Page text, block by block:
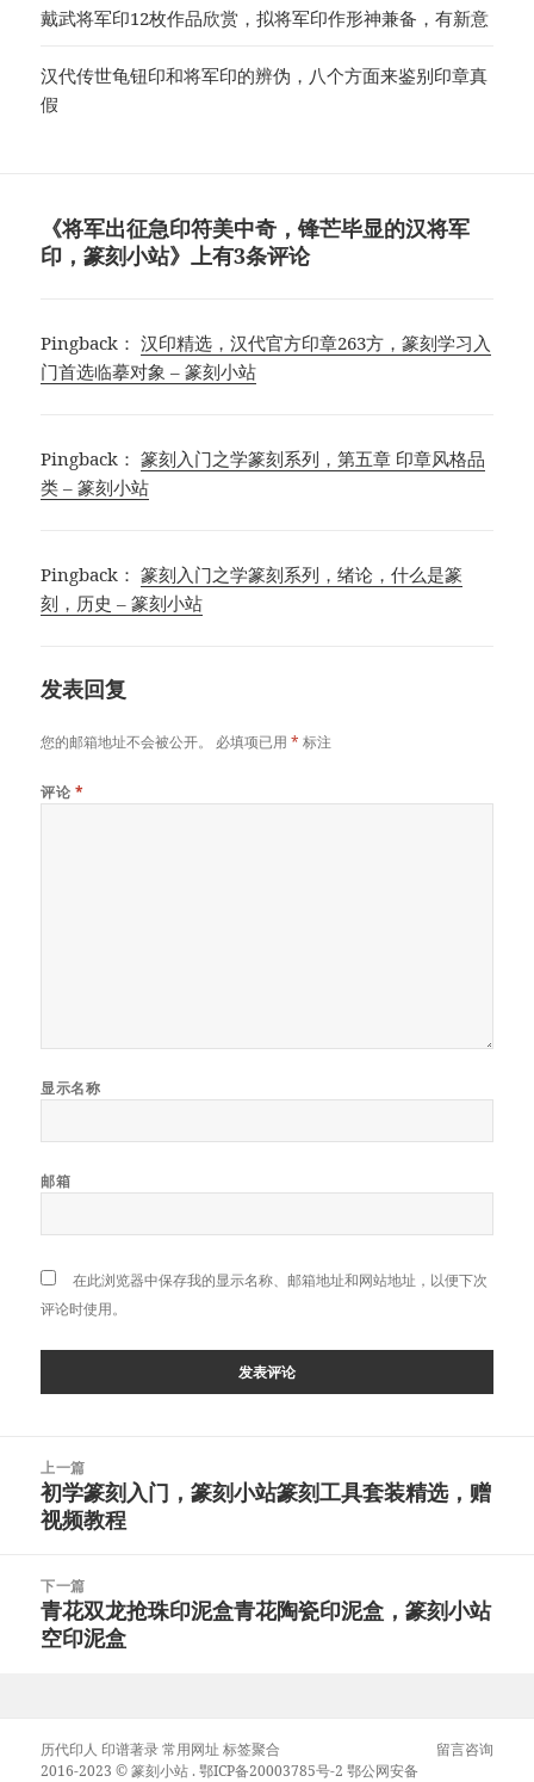
戴武将军印12枚作品欣赏，拟将军印作形神兼备，有新意
汉代传世龟钮印和将军印的辨伪，八个方面来鉴别印章真
假
《将军出征急印符美中奇，锋芒毕显的汉将军
印，篆刻小站》上有3条评论
Pingback：汉印精选，汉代官方印章263方，篆刻学习入
门首选临摹对象 – 篆刻小站
Pingback：篆刻入门之学篆刻系列，第五章 印章风格品
类 – 篆刻小站
Pingback：篆刻入门之学篆刻系列，绪论，什么是篆
刻，历史 – 篆刻小站
发表回复
您的邮箱地址不会被公开。 必填项已用* 标注
评论 *
显示名称
邮箱
在此浏览器中保存我的显示名称、邮箱地址和网站地址，以便下次
评论时使用。
上一篇
上
篇
章：
初学篆刻入门，篆刻小站篆刻工具套装精选，赠
视频教程
下一篇
下
篇
青花双龙抢珠印泥盒青花陶瓷印泥盒，篆刻小站
空印泥盒
历代印人 印谱著录 常用网址 标签聚合
留言咨询
2016-2023 ©篆刻小站 .鄂ICP备20003785号-2 鄂公网安备